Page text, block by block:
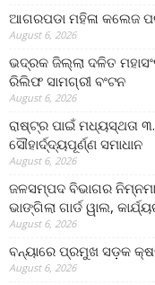
ଆଗରପଡା ମହିଳା କଲେଜ
August 6, 2026
ଭଦ୍ରକ ଜିଲ୍ଲା ଦଳିତ
ରିଲିଫ ସାମଗ୍ରୀ ବଂଟନ
August 6, 2026
ରାଷ୍ଟ୍ର ପାଇଁ ମଧ୍ୟସ୍ଥତା
ସୌହାର୍ଦ୍ଦ୍ୟପୂର୍ଣ୍ଣ ସମାଧାନ
August 6, 2026
ଜଳସମ୍ପଦ ବିଭାଗର
ଭାଙ୍ଗିଲା ଗାର୍ଡ ୱାଲ,
August 6, 2026
ବନ୍ୟାରେ ପ୍ରମୁଖ ସଡ଼କ
August 6, 2026